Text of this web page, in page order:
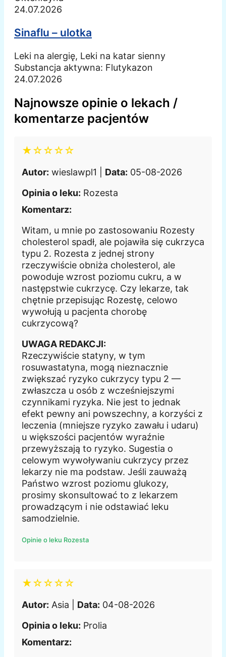
24.07.2026
Sinaflu – ulotka
Leki na alergię, Leki na katar sienny
Substancja aktywna: Flutykazon
24.07.2026
Najnowsze opinie o lekach /
komentarze pacjentów
★☆☆☆☆
Autor: wieslawpl1 | Data: 05-08-2026
Opinia o leku: Rozesta
Komentarz:
Witam, u mnie po zastosowaniu Rozesty
cholesterol spadł, ale pojawiła się cukrzyca
typu 2. Rozesta z jednej strony
rzeczywiście obniża cholesterol, ale
powoduje wzrost poziomu cukru, a w
następstwie cukrzycę. Czy lekarze, tak
chętnie przepisując Rozestę, celowo
wywołują u pacjenta chorobę
cukrzycową?
UWAGA REDAKCJI:
Rzeczywiście statyny, w tym
rosuwastatyna, mogą nieznacznie
zwiększać ryzyko cukrzycy typu 2 —
zwłaszcza u osób z wcześniejszymi
czynnikami ryzyka. Nie jest to jednak
efekt pewny ani powszechny, a korzyści z
leczenia (mniejsze ryzyko zawału i udaru)
u większości pacjentów wyraźnie
przewyższają to ryzyko. Sugestia o
celowym wywoływaniu cukrzycy przez
lekarzy nie ma podstaw. Jeśli zauważą
Państwo wzrost poziomu glukozy,
prosimy skonsultować to z lekarzem
prowadzącym i nie odstawiać leku
samodzielnie.
Opinie o leku Rozesta
★☆☆☆☆
Autor: Asia | Data: 04-08-2026
Opinia o leku: Prolia
Komentarz: